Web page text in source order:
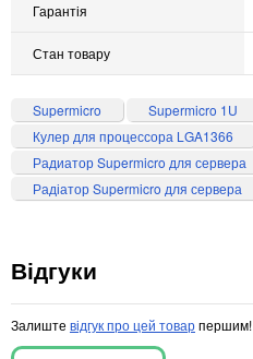
Гарантія
Стан товару
Supermicro
Supermicro 1U
Кулер для процессора LGA1366
Радиатор Supermicro для сервера
Радіатор Supermicro для сервера
Відгуки
Залиште відгук про цей товарпершим!